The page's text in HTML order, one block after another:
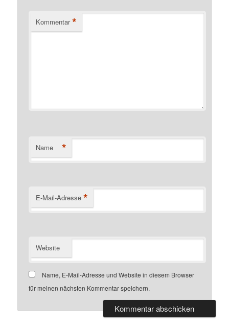
Kommentar *
Name *
E-Mail-Adresse *
Website
Name, E-Mail-Adresse und Website in diesem Browser
für meinen nächsten Kommentar speichern.